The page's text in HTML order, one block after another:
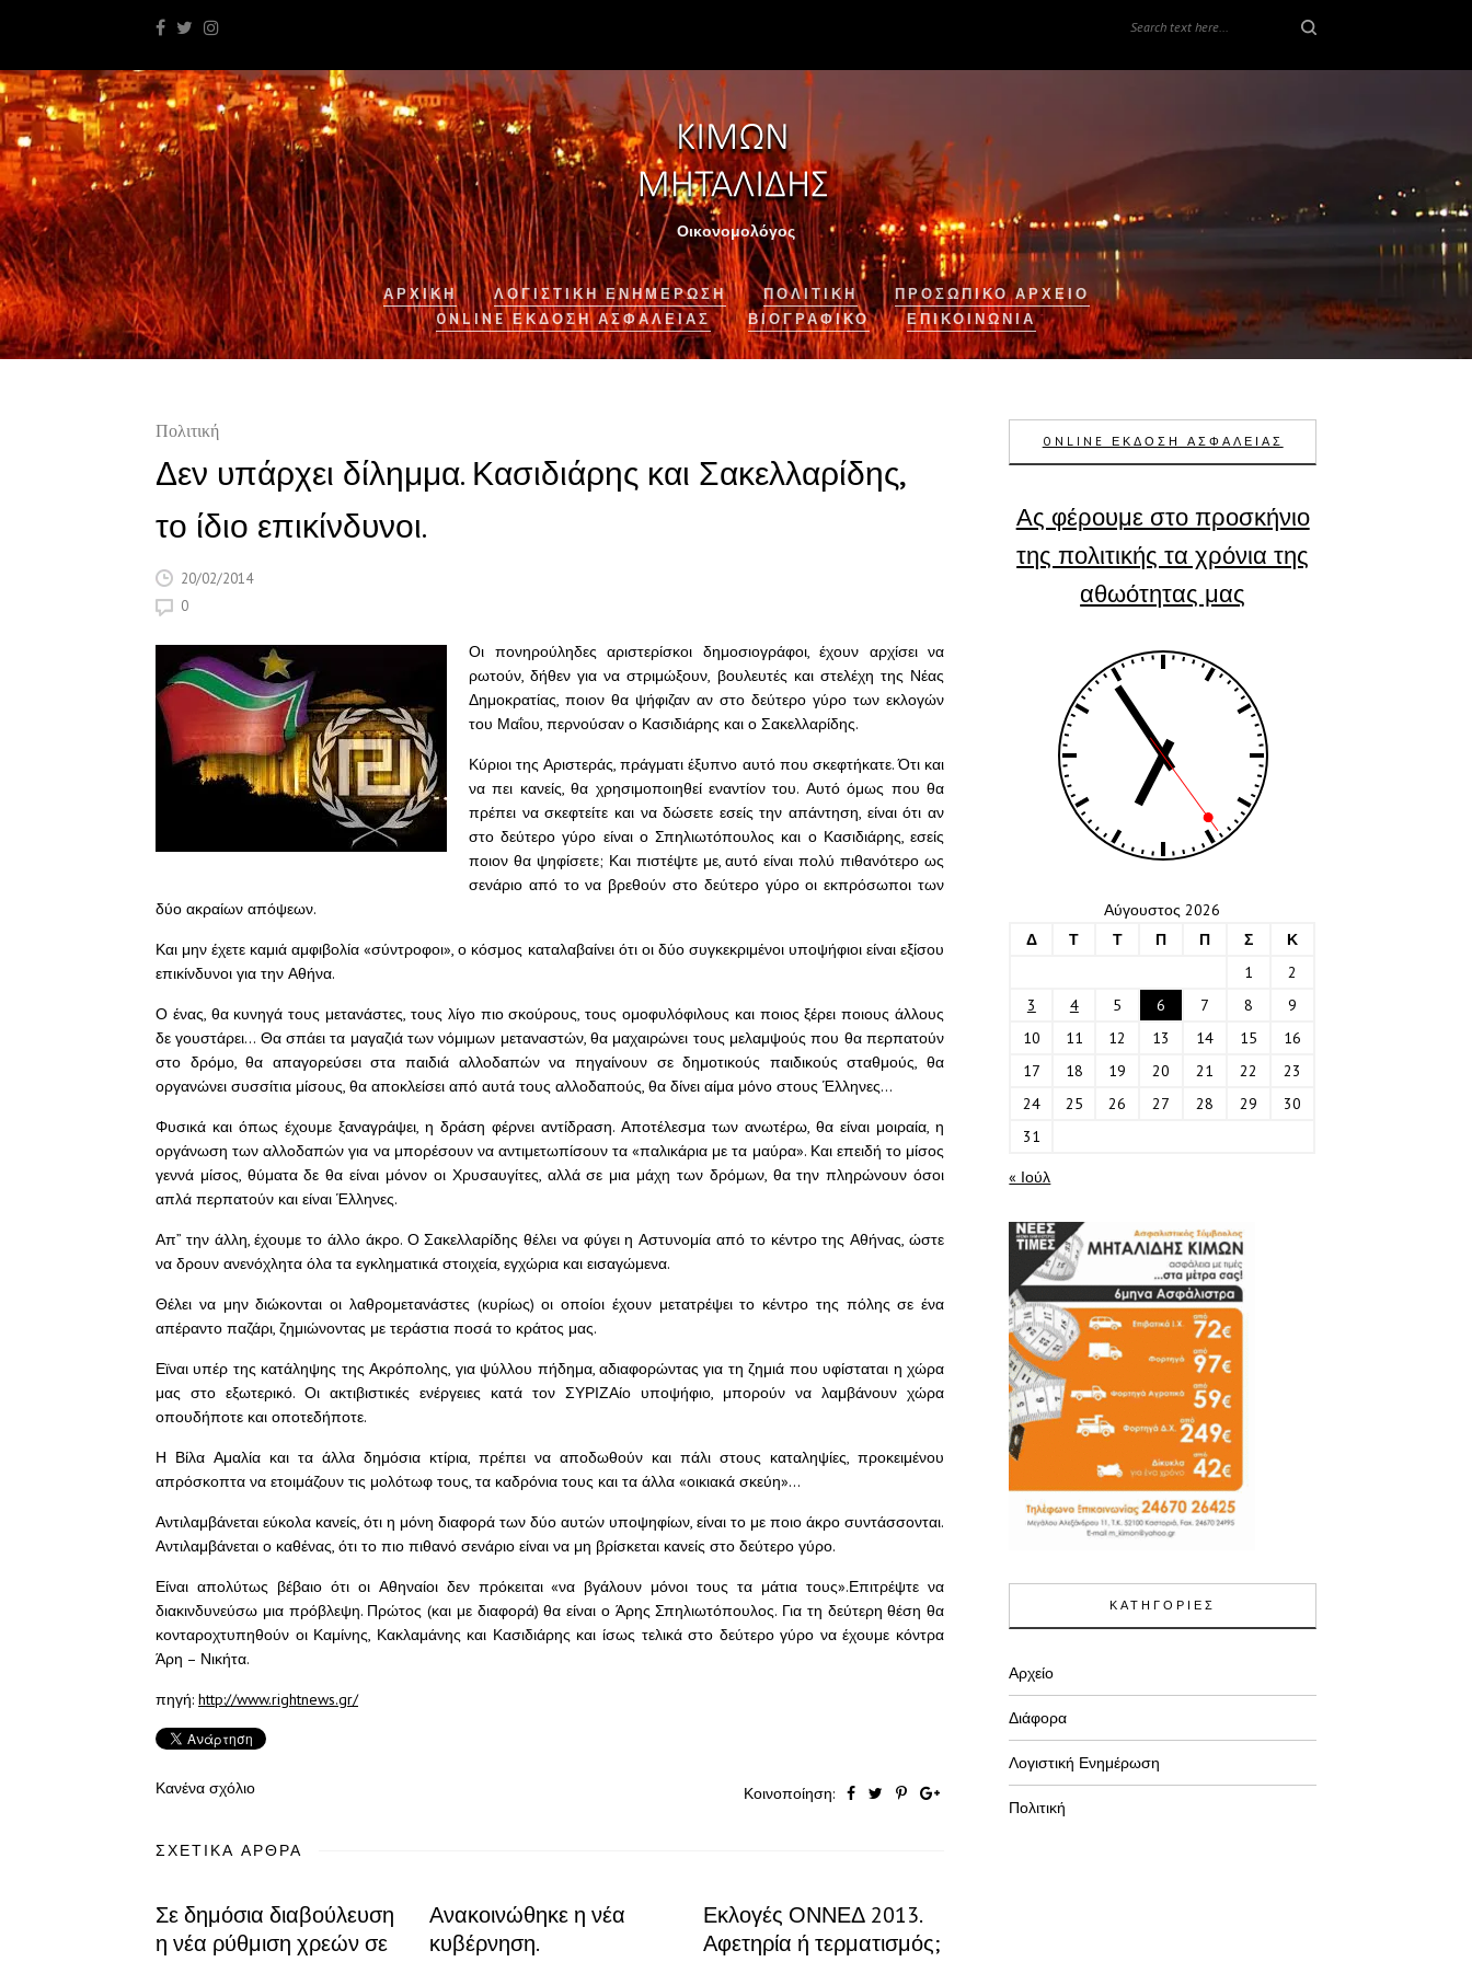
Οικονομολόγος
ΑΡΧΙΚΉ ΛΟΓΙΣΤΙΚΉ ΕΝΗΜΈΡΩΣΗ ΠΟΛΙΤΙΚΗ
ΠΡΟΣΩΠΙΚΟ ΑΡΧΕΙΟ
ONLINE ΈΚΔΟΣΗ ΑΣΦΆΛΕΙΑΣ
ΒΙΟΓΡΑΦΙΚΌ ΕΠΙΚΟΙΝΩΝΊΑ
Πολιτική
Δεν υπάρχει δίλημμα. Κασιδιάρης και Σακελλαρίδης,
το ίδιο επικίνδυνοι.
20/02/2014
0
Οι πονηρούληδες αριστερίσκοι δημοσιογράφοι, έχουν αρχίσει να
ρωτούν, δήθεν για να στριμώξουν, βουλευτές και στελέχη της Νέας
Δημοκρατίας, ποιον θα ψήφιζαν αν στο δεύτερο γύρο των εκλογών
του Μαΐου, περνούσαν ο Κασιδιάρης και ο Σακελλαρίδης.
Κύριοι της Αριστεράς, πράγματι έξυπνο αυτό που σκεφτήκατε. Ότι και
να πει κανείς, θα χρησιμοποιηθεί εναντίον του. Αυτό όμως που θα
πρέπει να σκεφτείτε και να δώσετε εσείς την απάντηση, είναι ότι αν
στο δεύτερο γύρο είναι ο Σπηλιωτόπουλος και ο Κασιδιάρης, εσείς
ποιον θα ψηφίσετε; Και πιστέψτε με, αυτό είναι πολύ πιθανότερο ως
σενάριο από το να βρεθούν στο δεύτερο γύρο οι εκπρόσωποι των
δύο ακραίων απόψεων.
Και μην έχετε καμιά αμφιβολία «σύντροφοι», ο κόσμος καταλαβαίνει ότι οι δύο συγκεκριμένοι υποψήφιοι είναι εξίσου
επικίνδυνοι για την Αθήνα.
Ο ένας, θα κυνηγά τους μετανάστες, τους λίγο πιο σκούρους, τους ομοφυλόφιλους και ποιος ξέρει ποιους άλλους
δε γουστάρει… Θα σπάει τα μαγαζιά των νόμιμων μεταναστών, θα μαχαιρώνει τους μελαμψούς που θα περπατούν
στο δρόμο, θα απαγορεύσει στα παιδιά αλλοδαπών να πηγαίνουν σε δημοτικούς παιδικούς σταθμούς, θα
οργανώνει συσσίτια μίσους, θα αποκλείσει από αυτά τους αλλοδαπούς, θα δίνει αίμα μόνο στους Έλληνες…
Φυσικά και όπως έχουμε ξαναγράψει, η δράση φέρνει αντίδραση. Αποτέλεσμα των ανωτέρω, θα είναι μοιραία, η
οργάνωση των αλλοδαπών για να μπορέσουν να αντιμετωπίσουν τα «παλικάρια με τα μαύρα». Και επειδή το μίσος
γεννά μίσος, θύματα δε θα είναι μόνον οι Χρυσαυγίτες, αλλά σε μια μάχη των δρόμων, θα την πληρώνουν όσοι
απλά περπατούν και είναι Έλληνες.
Απ” την άλλη, έχουμε το άλλο άκρο. Ο Σακελλαρίδης θέλει να φύγει η Αστυνομία από το κέντρο της Αθήνας, ώστε
να δρουν ανενόχλητα όλα τα εγκληματικά στοιχεία, εγχώρια και εισαγώμενα.
Θέλει να μην διώκονται οι λαθρομετανάστες (κυρίως) οι οποίοι έχουν μετατρέψει το κέντρο της πόλης σε ένα
απέραντο παζάρι, ζημιώνοντας με τεράστια ποσά το κράτος μας.
Εϊναι υπέρ της κατάληψης της Ακρόπολης, για ψύλλου πήδημα, αδιαφορώντας για τη ζημιά που υφίσταται η χώρα
μας στο εξωτερικό. Οι ακτιβιστικές ενέργειες κατά τον ΣΥΡΙΖΑίο υποψήφιο, μπορούν να λαμβάνουν χώρα
οπουδήποτε και οποτεδήποτε.
Η Βίλα Αμαλία και τα άλλα δημόσια κτίρια, πρέπει να αποδωθούν και πάλι στους καταληψίες, προκειμένου
απρόσκοπτα να ετοιμάζουν τις μολότωφ τους, τα καδρόνια τους και τα άλλα «οικιακά σκεύη»…
Αντιλαμβάνεται εύκολα κανείς, ότι η μόνη διαφορά των δύο αυτών υποψηφίων, είναι το με ποιο άκρο συντάσσονται.
Αντιλαμβάνεται ο καθένας, ότι το πιο πιθανό σενάριο είναι να μη βρίσκεται κανείς στο δεύτερο γύρο.
Είναι απολύτως βέβαιο ότι οι Αθηναίοι δεν πρόκειται «να βγάλουν μόνοι τους τα μάτια τους».Επιτρέψτε να
διακινδυνεύσω μια πρόβλεψη. Πρώτος (και με διαφορά) θα είναι ο Άρης Σπηλιωτόπουλος. Για τη δεύτερη θέση θα
κονταροχτυπηθούν οι Καμίνης, Κακλαμάνης και Κασιδιάρης και ίσως τελικά στο δεύτερο γύρο να έχουμε κόντρα
Άρη – Νικήτα.
πηγή: http://www.rightnews.gr/
Κανένα σχόλιο Κοινοποίηση:
ΣΧΕΤΙΚΆ ΆΡΘΡΑ
Σε δημόσια διαβούλευση
η νέα ρύθμιση χρεών σε
Ανακοινώθηκε η νέα
κυβέρνηση.
Εκλογές ΟΝΝΕΔ 2013.
Αφετηρία ή τερματισμός;
ONLINE ΕΚΔΟΣΗ ΑΣΦΑΛΕΙΑΣ
Ας φέρουμε στο προσκήνιο
της πολιτικής τα χρόνια της
αθωότητας μας
Αύγουστος 2026
Δ
Τ Τ Π Π Σ
Κ
1
2
3
4 5 6 7 8
9
10
11 12 13 14 15
16
17
18 19 20 21 22
23
24
25 26 27 28 29
30
31
« Ιούλ
ΚΑΤΗΓΟΡΙΕΣ
Αρχείο
Διάφορα
Λογιστική Ενημέρωση
Πολιτική